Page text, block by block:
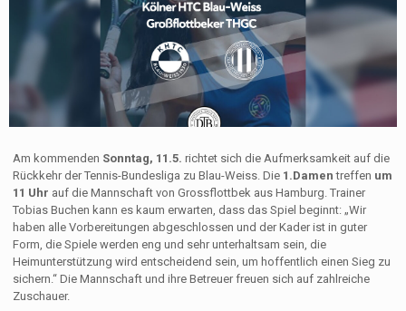
Am kommenden Sonntag, 11.5. richtet sich die Aufmerksamkeit auf die
Rückkehr der Tennis-Bundesliga zu Blau-Weiss. Die 1.Damentreffen um
11 Uhr auf die Mannschaft von Grossflottbek aus Hamburg. Trainer
Tobias Buchen kann es kaum erwarten, dass das Spiel beginnt: „Wir
haben alle Vorbereitungen abgeschlossen und der Kader ist in guter
Form, die Spiele werden eng und sehr unterhaltsam sein, die
Heimunterstützung wird entscheidend sein, um hoffentlich einen Sieg zu
sichern.“ Die Mannschaft und ihre Betreuer freuen sich auf zahlreiche
Zuschauer.